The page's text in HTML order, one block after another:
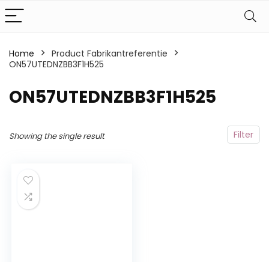
Home
Product Fabrikantreferentie
ON57UTEDNZBB3F1H525
ON57UTEDNZBB3F1H525
Filter
Showing the single result